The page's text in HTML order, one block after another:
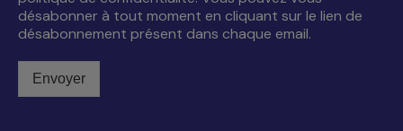
désabonner à tout moment en cliquant sur le lien de
désabonnement présent dans chaque email.
Envoyer